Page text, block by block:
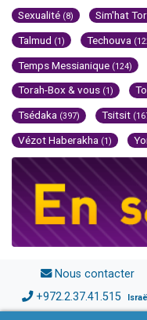
Sexualité (8) Sim'hat
Talmud (1) Techouva
Temps Messianique (124)
Torah-Box & vous (1)
Tsédaka (397) Tsitsit
Vézot Haberakha (1)
Nous contacter
+972.2.37.41.515